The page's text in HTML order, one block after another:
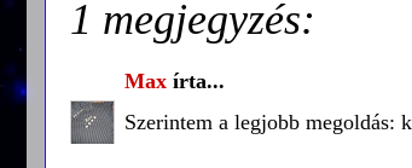
1 megjegyzés:
Max írta...
Szerintem a legjobb megoldás: